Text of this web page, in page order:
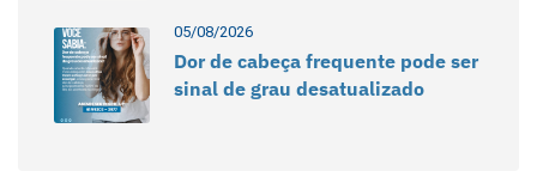
05/08/2026
Dor de cabeça frequente pode ser
sinal de grau desatualizado